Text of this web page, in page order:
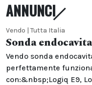
ANNUNCI
Vendo | Tutta Italia
Sonda
Vendo sonda
perfettamente
con:&nbsp;Logiq E9,